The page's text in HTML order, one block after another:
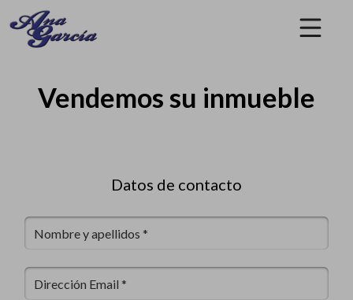
Vendemos su inmueble
Datos de contacto